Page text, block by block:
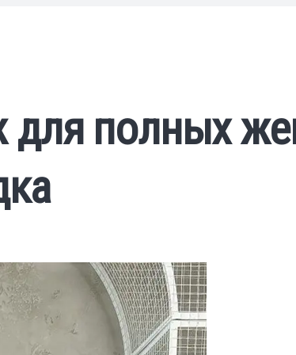
для полных